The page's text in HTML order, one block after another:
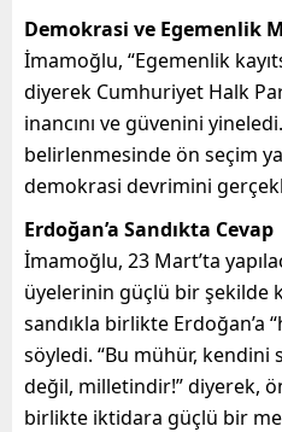
Demokrasi ve Egemenlik
İmamoğlu, “Egemenlik
diyerek Cumhuriyet Halk
inancını ve güvenini
belirlenmesinde ön seçim
demokrasi devrimini
Erdoğan’a Sandıkta Cevap
İmamoğlu, 23 Mart’ta
üyelerinin güçlü bir şekilde
sandıkla birlikte Erdoğan’a
söyledi. “Bu mühür,
değil, milletindir!” diyerek,
birlikte iktidara güçlü bir